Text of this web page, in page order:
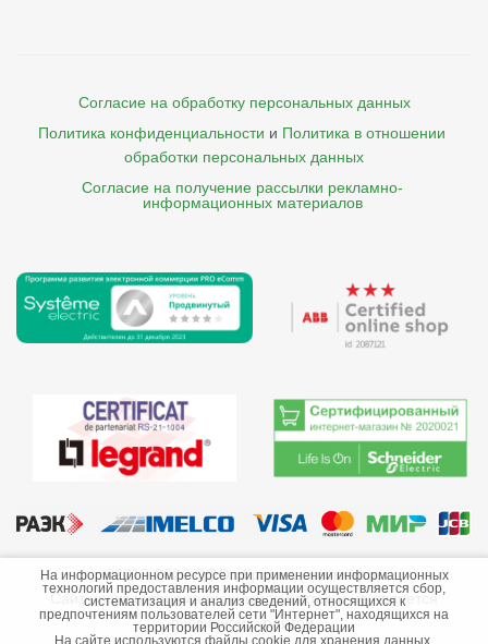
Согласие на обработку персональных данных
Политика конфиденциальности и Политика в отношении
обработки персональных данных
Согласие на получение рассылки рекламно-
    информационных материалов
©2013-2026 ООО «Краснодарэлектро»
Сайт носит информационный характер и не является
публичной офертой.
На информационном ресурсе при применении информационных
технологий предоставления информации осуществляется сбор,
систематизация и анализ сведений, относящихся к
предпочтениям пользователей сети "Интернет", находящихся на
территории Российской Федерации
На сайте используются файлы cookie для хранения данных.